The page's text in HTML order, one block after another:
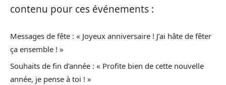
contenu pour ces événements :
Messages de fête : « Joyeux anniversaire ! J’ai hâte de fêter
ça ensemble ! »
Souhaits de fin d’année : « Profite bien de cette nouvelle
année, je pense à toi ! »